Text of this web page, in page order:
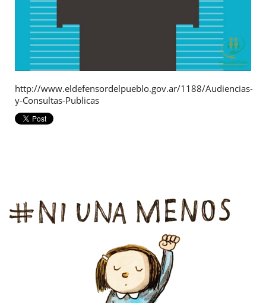
http://www.eldefensordelpueblo.gov.ar/1188/Audiencias-
y-Consultas-Publicas